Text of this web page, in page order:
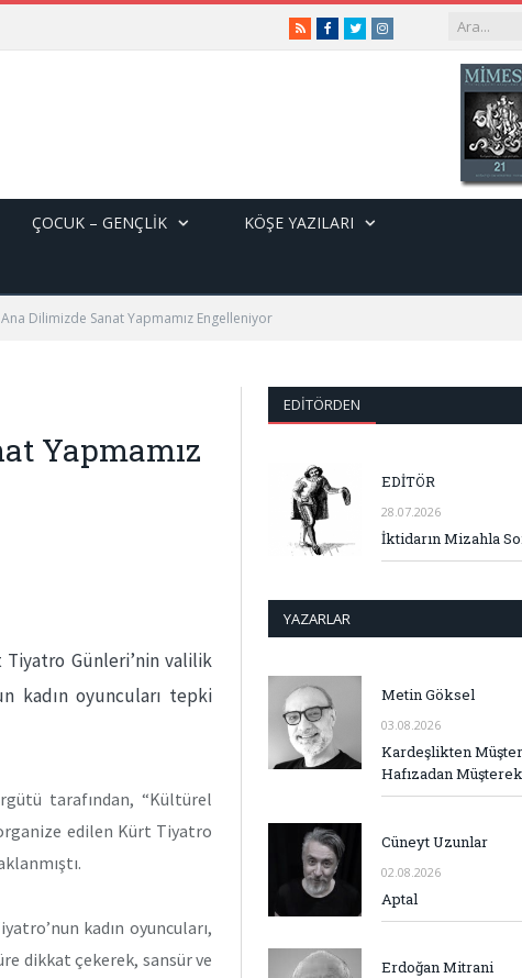
RSSFacebook
TwitterInstagram
ÇOCUK – GENÇLIK KÖŞE YAZILARI
Dilimizde Sanat Yapmamız Engelleniyor
Yapmamız
Günleri’nin valilik
kadın oyuncuları tepki
tarafından, “Kültürel
edilen Kürt Tiyatro
kadın oyuncuları,
dikkat çekerek, sansür ve
EDITÖRDEN
EDİTÖR
28.07.2026
İktidarın Mizahla
YAZARLAR
Metin Göksel
03.08.2026
Kardeşlikten
Hafızadan
Cüneyt Uzunlar
02.08.2026
Aptal
Erdoğan Mitrani